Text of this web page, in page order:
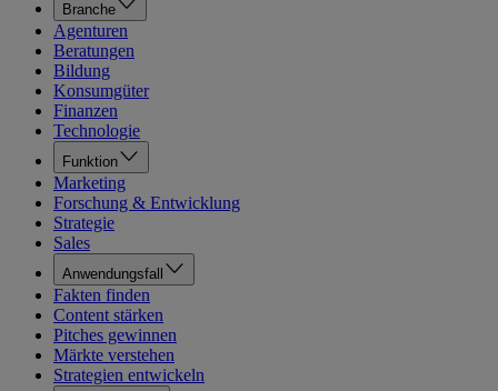
Branche
Agenturen
Beratungen
Bildung
Konsumgüter
Finanzen
Technologie
Funktion
Marketing
Forschung & Entwicklung
Strategie
Sales
Anwendungsfall
Fakten finden
Content stärken
Pitches gewinnen
Märkte verstehen
Strategien entwickeln